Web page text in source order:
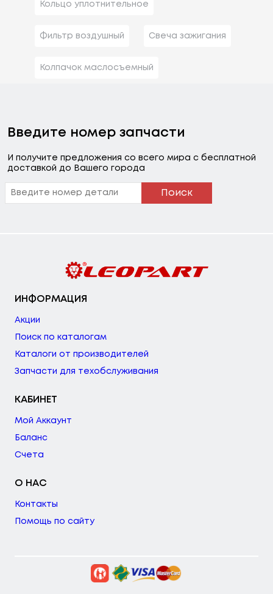
Кольцо уплотнительное
Фильтр воздушный Свеча зажигания
Колпачок маслосъемный
Введите номер запчасти
И получите предложения со всего мира с бесплатной
доставкой до Вашего города
Поиск
ИНФОРМАЦИЯ
Акции
Поиск по каталогам
Каталоги от производителей
Запчасти для техобслуживания
КАБИНЕТ
Мой Аккаунт
Баланс
Счета
О НАС
Контакты
Помощь по сайту